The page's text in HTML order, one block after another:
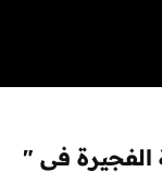
الفجيرة في "